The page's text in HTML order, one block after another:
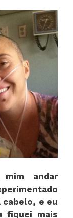
andar
cabelo, e eu
fiquei mais